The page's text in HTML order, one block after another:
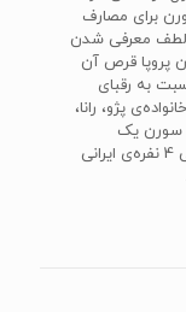
برای مصارف
لطف معرفی شدن
پروپا قرص آن
به رقبای
پژو، رانا،
سورن یک
اتومبیل متوسط شهری برای خانواده‌های 3 الی 4 نفره‌ی ایرانی